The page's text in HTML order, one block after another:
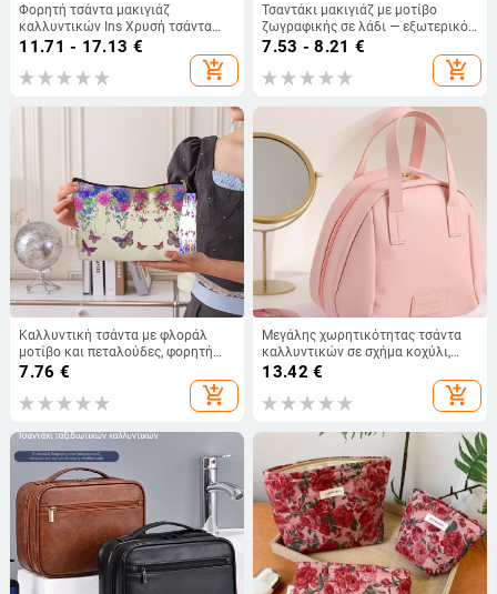
Φορητή τσάντα μακιγιάζ
καλλυντικών Ins Χρυσή τσάντα
μαξιλαριού από μετάξι καρό
Τσάντα μαξιλαριού ταξιδιού
Τσάντα τουαλέτας μεγάλης
αποθήκευσης κραγιόν
11.71 - 17.13 €
add_shopping_cart
Τσαντάκι μακιγιάζ με μοτίβο
ζωγραφικής σε λάδι — εξωτερικό
καμβάς, επένδυση από καμβά,
7.53 - 8.21 €
add_shopping_cart
Καλλυντική τσάντα με φλοράλ
μοτίβο και πεταλούδες, φορητή
και κομψή οργάνωση μακιγιάζ και
7.76 €
add_shopping_cart
Μεγάλης χωρητικότητας τσάντα
καλλυντικών σε σχήμα κοχύλι,
αδιάβροχη, φορητή, πλενόμενη,
αποθήκευση πινέλων μακιγιάζ και
καλλυντικών
13.42 €
add_shopping_cart